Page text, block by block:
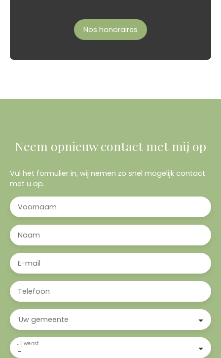
Nos honoraires
Neem opnieuw contact met mij op
Vul het formulier in, wij nemen zo snel mogelijk contact
met u op.
Voornaam
Naam
E-mail
Telefoon
Uw gemeente
-
Jij wenst